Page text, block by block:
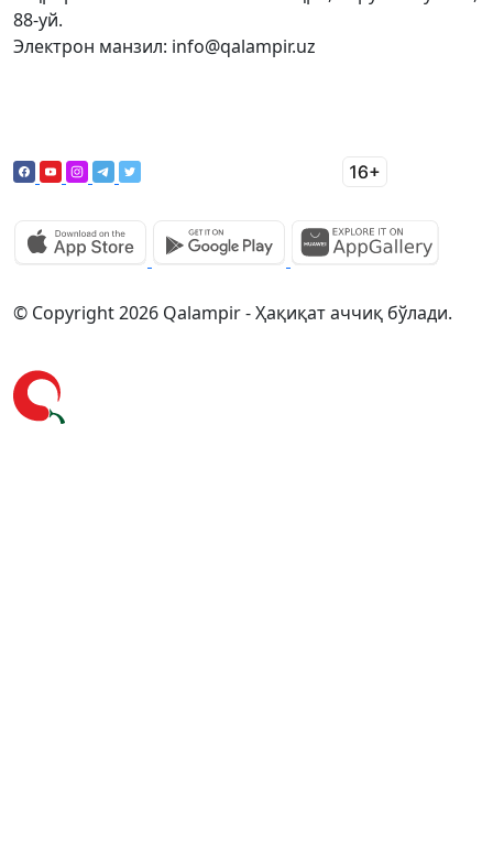
88-уй.
Электрон манзил: info@qalampir.uz
© Copyright 2026 Qalampir - Ҳақиқат аччиқ бўлади.